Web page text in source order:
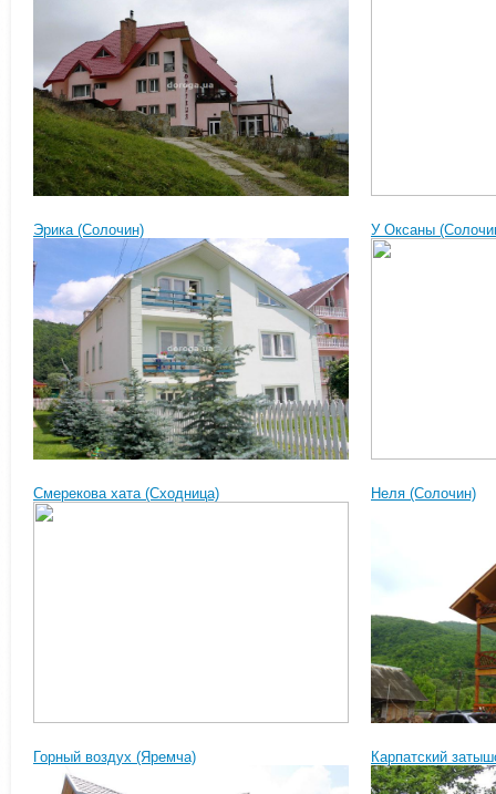
Эрика (Солочин) У Оксаны
Смерекова хата (Сходница) Неля (Солочин)
Горный воздух (Яремча) Карпатский